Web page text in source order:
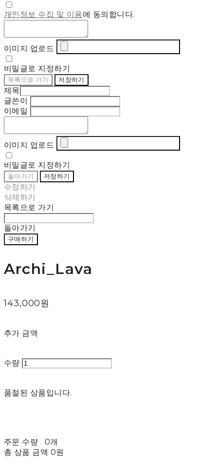
개인정보 수집 및 이용에 동의합니다.
이미지 업로드
비밀글로 지정하기
목록으로 가기 저장하기
제목
글쓴이
이메일
이미지 업로드
비밀글로 지정하기
돌아가기 저장하기
수정하기
삭제하기
목록으로 가기
돌아가기
구매하기
Archi_Lava
143,000원
추가 금액
수량
품절된 상품입니다.
주문 수량
0개
총 상품 금액 0원